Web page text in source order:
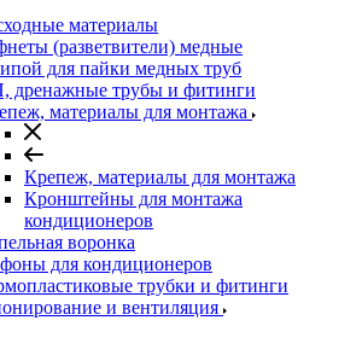
материалы
(разветвители) медные
для пайки медных труб
дренажные трубы и фитинги
материалы для монтажа
Крепеж, материалы для монтажа
Кронштейны для монтажа
кондиционеров
воронка
для кондиционеров
трубки и фитинги
и вентиляция